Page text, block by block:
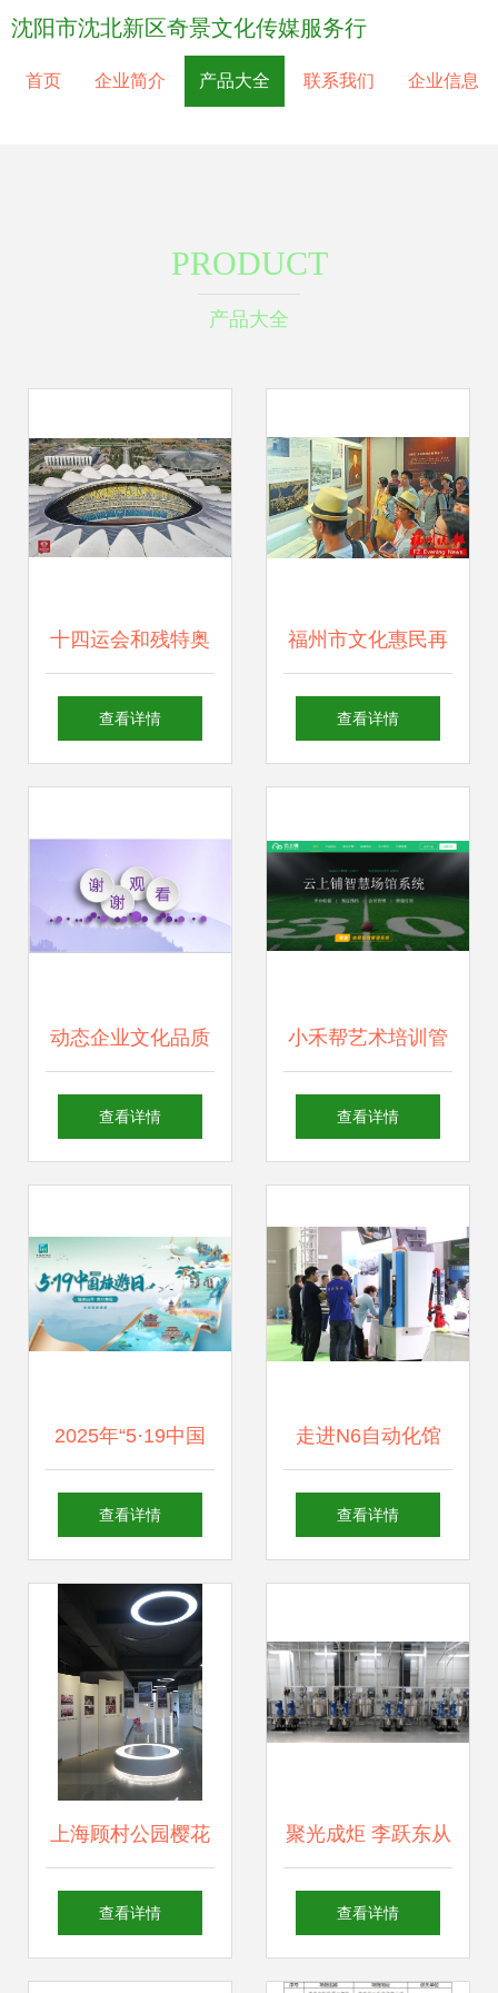
沈阳市沈北新区奇景文化传媒服务行
首页 企业简介 产品大全 联系我们 企业信息
PRODUCT
产品大全
十四运会和残特奥
会城市志愿者线上
管理服务岗位等你
来
查看详情
福州市文化惠民再
升级 20多个文化场
服务深入人心
查看详情
动态企业文化品质
管理经营理念幻灯
精选
查看详情
小禾帮艺术培训管
理系统祝大家新年
查看详情
2025年“5·19中国
旅游日” 文娱有
服务再升级
查看详情
走进N6自动化馆
立嘉展现场见证自
联协作与场馆管理
新模式
查看详情
上海顾村公园樱花
文化艺术展示馆开
查看详情
聚光成炬 李跃东从
文化代理到场馆掌
查看详情